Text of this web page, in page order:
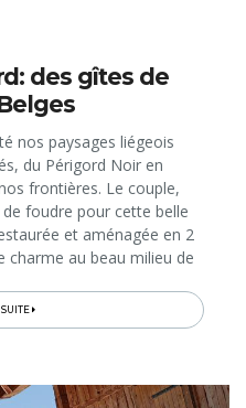
des gîtes de
nos paysages liégeois
du Périgord Noir en
frontières. Le couple,
foudre pour cette belle
et aménagée en 2
au beau milieu de
SUITE